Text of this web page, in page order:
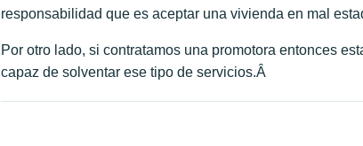
responsabilidad que es aceptar una vivienda en mal
Por otro lado, si contratamos una promotora entonces
capaz de solventar ese tipo de servicios.Â